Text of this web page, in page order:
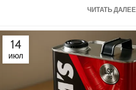
ЧИТАТЬ ДАЛЕЕ
14
ИЮЛ